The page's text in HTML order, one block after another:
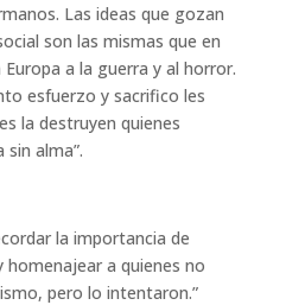
Las ideas que gozan
son las mismas que en
a la guerra y al horror.
esfuerzo y sacrifico les
la destruyen quienes
alma”.
la importancia de
a quienes no
pero lo intentaron.”